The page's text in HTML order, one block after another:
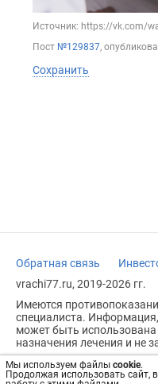
Мы используем файлы cookie.
Продолжая использовать сайт,
Источник: https://vk.com/
Пост №129837,
Сохранить
Обратная связь
vrachi77.ru, 2019-2026 гг.
Имеются
специалиста.
может быть использована
назначения лечения и не
Возрастное ограничение: